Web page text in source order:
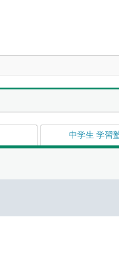
中学生 学習